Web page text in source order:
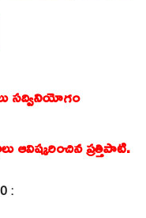
సద్వినియోగం
ఆవిష్కరించిన ప్రత్తిపాటి.
: